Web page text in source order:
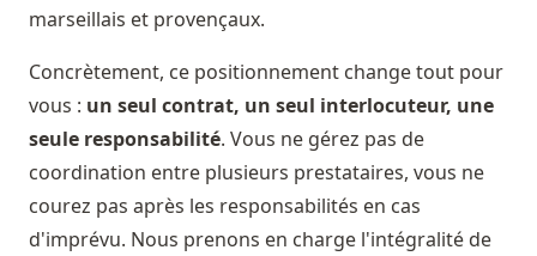
marseillais et provençaux.
Concrètement, ce positionnement change tout pour
vous : un seul contrat, un seul interlocuteur, une
seule responsabilité. Vous ne gérez pas de
coordination entre plusieurs prestataires, vous ne
courez pas après les responsabilités en cas
d'imprévu. Nous prenons en charge l'intégralité de